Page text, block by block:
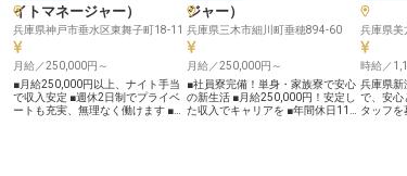
イトマネージャー）
兵庫県神戸市垂水区東舞子町18-11
月給／250,000円～
■月給250,000円以上、ナイト手当
で収入安定 ■週休2日制でプライベ
ートも充実、無理なく働けます ■グ
ジャー）
兵庫県三木市細川町垂穂894-60
月給／250,000円～
■社員寮完備！単身・家族寮で安心
の新生活 ■月給250,000円！安定し
た収入でキャリアを ■年間休日113
兵庫県美
時給／
兵庫県新
で、安心
タッフを